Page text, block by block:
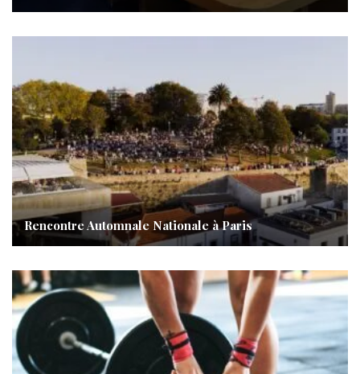
Rencontre Automnale Nationale à Paris